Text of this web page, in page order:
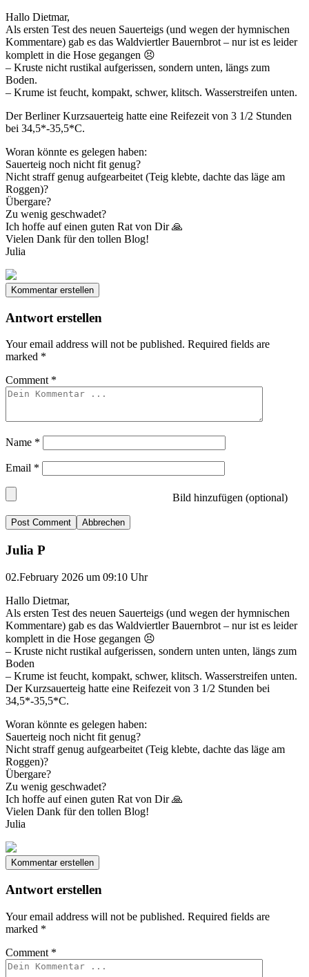
Hallo Dietmar,
Als ersten Test des neuen Sauerteigs (und wegen der hymnischen
Kommentare) gab es das Waldviertler Bauernbrot – nur ist es leider
komplett in die Hose gegangen 😣
– Kruste nicht rustikal aufgerissen, sondern unten, längs zum
Boden.
– Krume ist feucht, kompakt, schwer, klitsch. Wasserstreifen unten.
Der Berliner Kurzsauerteig hatte eine Reifezeit von 3 1/2 Stunden
bei 34,5*-35,5*C.
Woran könnte es gelegen haben:
Sauerteig noch nicht fit genug?
Nicht straff genug aufgearbeitet (Teig klebte, dachte das läge am
Roggen)?
Übergare?
Zu wenig geschwadet?
Ich hoffe auf einen guten Rat von Dir 🙏
Vielen Dank für den tollen Blog!
Julia
Kommentar erstellen
Antwort erstellen
Your email address will not be published. Required fields are
marked *
Comment *
Name *
Email *
Bild hinzufügen (optional)
Abbrechen
Julia P
02.February 2026 um 09:10 Uhr
Hallo Dietmar,
Als ersten Test des neuen Sauerteigs (und wegen der hymnischen
Kommentare) gab es das Waldviertler Bauernbrot – nur ist es leider
komplett in die Hose gegangen 😣
– Kruste nicht rustikal aufgerissen, sondern unten unten, längs zum
Boden
– Krume ist feucht, kompakt, schwer, klitsch. Wasserstreifen unten.
Der Kurzsauerteig hatte eine Reifezeit von 3 1/2 Stunden bei
34,5*-35,5*C.
Woran könnte es gelegen haben:
Sauerteig noch nicht fit genug?
Nicht straff genug aufgearbeitet (Teig klebte, dachte das läge am
Roggen)?
Übergare?
Zu wenig geschwadet?
Ich hoffe auf einen guten Rat von Dir 🙏
Vielen Dank für den tollen Blog!
Julia
Kommentar erstellen
Antwort erstellen
Your email address will not be published. Required fields are
marked *
Comment *